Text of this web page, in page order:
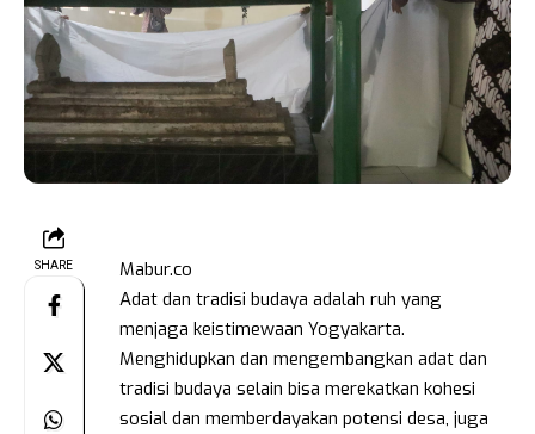
SHARE
Mabur.co
Adat dan tradisi budaya adalah ruh yang
menjaga keistimewaan Yogyakarta.
Menghidupkan dan mengembangkan adat dan
tradisi budaya selain bisa merekatkan kohesi
sosial dan memberdayakan potensi desa, juga